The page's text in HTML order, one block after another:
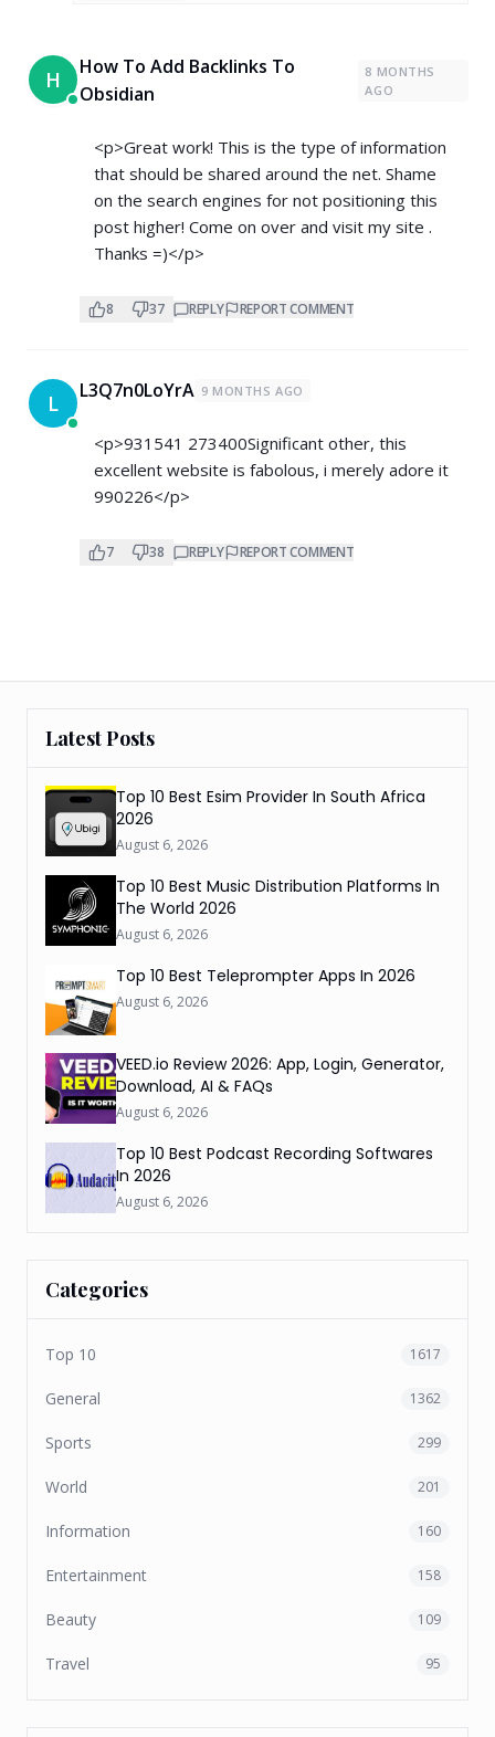
H
How To Add Backlinks To
Obsidian
8 MONTHS
AGO
<p>Great work! This is the type of information
that should be shared around the net. Shame
on the search engines for not positioning this
post higher! Come on over and visit my site .
Thanks =)</p>
8 37 REPLY REPORT COMMENT
L L3Q7n0LoYrA 9 MONTHS AGO
<p>931541 273400Significant other, this
excellent website is fabolous, i merely adore it
990226</p>
7 38 REPLY REPORT COMMENT
Latest Posts
Top 10 Best Esim Provider In South Africa
2026
August 6, 2026
Top 10 Best Music Distribution Platforms In
The World 2026
August 6, 2026
Top 10 Best Teleprompter Apps In 2026
August 6, 2026
VEED.io Review 2026: App, Login, Generator,
Download, AI & FAQs
August 6, 2026
Top 10 Best Podcast Recording Softwares
In 2026
August 6, 2026
Categories
Top 10 1617
General 1362
Sports 299
World 201
Information 160
Entertainment 158
Beauty 109
Travel 95